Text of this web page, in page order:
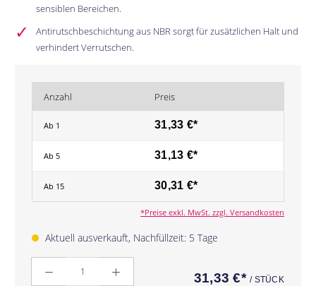
sensiblen Bereichen.
Antirutschbeschichtung aus NBR sorgt für zusätzlichen Halt und
verhindert Verrutschen.
Anzahl Preis
Ab 1 31,33 €*
Ab 5 31,13 €*
Ab 15 30,31 €*
*Preise exkl. MwSt. zzgl. Versandkosten
Aktuell ausverkauft, Nachfüllzeit: 5 Tage
Anzahl
31,33 €*/ STÜCK